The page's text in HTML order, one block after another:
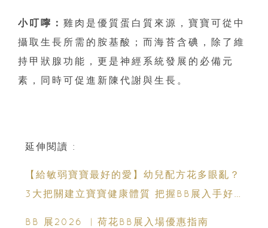
小叮嚀： 雞肉是優質蛋白質來源，寶寶可從中
攝取生長所需的胺基酸；而海苔含碘，除了維
持甲狀腺功能，更是神經系統發展的必備元
素，同時可促進新陳代謝與生長。
延伸閱讀 :
【給敏弱寶寶最好的愛】幼兒配方花多眼亂？
3大把關建立寶寶健康體質 把握BB展入手好
BB 展2026 ︳荷花BB展入場優惠指南